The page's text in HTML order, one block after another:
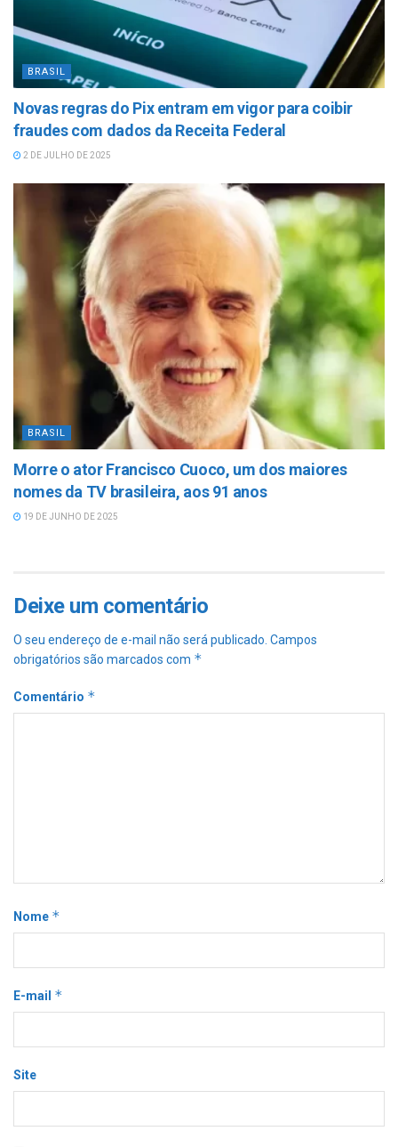
BRASIL
Novas regras do Pix entram em vigor para coibir
fraudes com dados da Receita Federal
2 DE JULHO DE 2025
BRASIL
Morre o ator Francisco Cuoco, um dos maiores
nomes da TV brasileira, aos 91 anos
19 DE JUNHO DE 2025
Deixe um comentário
O seu endereço de e-mail não será publicado. Campos
obrigatórios são marcados com *
Comentário *
Nome *
E-mail *
Site